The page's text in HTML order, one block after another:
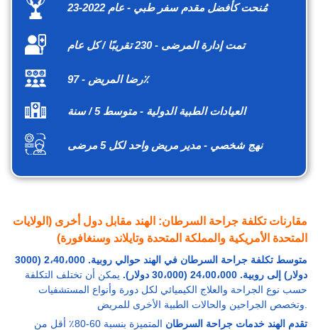
مُنحت كأفضل مقدم سفر طبي - عام 2022-23
تمت إدارة المرضى - 230 تقريبًا / كل عام
رضا المريض - 97٪
العيادات الطبية الدولية - متوسط 5 / سنة
نهج شخصي - مدير مريض واحد لكل 5 مرضى
مقارنات تكلفة جراحة السرطان: الهند مقابل دول أخرى (الولايات
المتحدة الأمريكية والمملكة المتحدة وتايلاند وسنغافورة)
متوسط تكلفة جراحة السرطان في الهند حوالي روبية. 2،40،000 (3000
دولار) إلى روبية. 24،00،000 (30،000 دولار).
يمكن أن تختلف التكلفة
حسب نوع الجراحة والعلاج الكيميائي لكل دورة وأنواع المستشفيات
تقدم الهند خدمات جراحة السرطان
المتميزة بنسبة 60-80٪ أقل من